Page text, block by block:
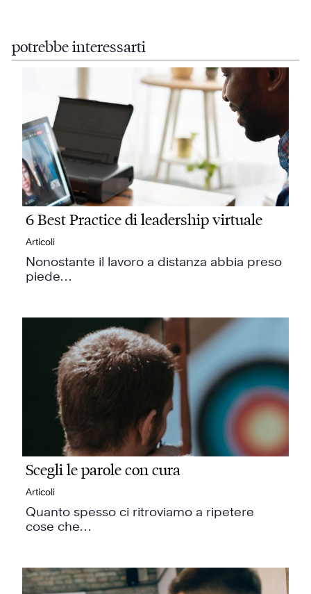
potrebbe interessarti
6 Best Practice di leadership virtuale
Articoli
Nonostante il lavoro a distanza abbia preso
piede…
Scegli le parole con cura
Articoli
Quanto spesso ci ritroviamo a ripetere
cose che…